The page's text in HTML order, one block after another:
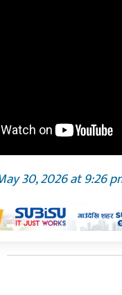
30, 2026 at 9:26